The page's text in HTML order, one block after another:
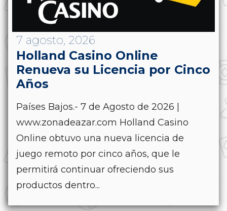
7 agosto, 2026
Holland Casino Online
Renueva su Licencia por Cinco
Años
Países Bajos.- 7 de Agosto de 2026 |
www.zonadeazar.com Holland Casino
Online obtuvo una nueva licencia de
juego remoto por cinco años, que le
permitirá continuar ofreciendo sus
productos dentro...